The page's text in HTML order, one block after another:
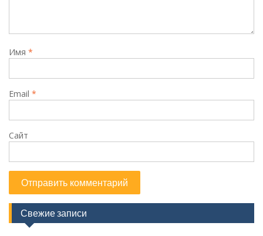
Имя *
Email *
Сайт
Свежие записи